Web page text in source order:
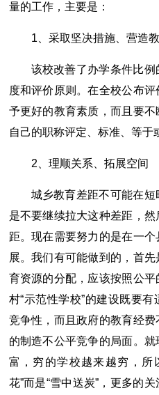
量的工作，主要是：
1、采取坚决措施、营造
该校改善了办学条件比
度和评价原则。在全校公布
予更好的教育素质，而且要
自己的职称评定、标准、等于
2、理顺关系、拓展空间
城乡教育差距不可能在
是不要继续拉大这种差距，
距。现在需要努力的是在一
展。我们有可能做到的，首
育资源的分配，应该按照公
村“示范性学校”的建设既要
竞争性，而且政府的教育经
的制造不公平竞争的局面。
富，穷的学校越来越穷，所
花”而是“雪中送炭”，更多的